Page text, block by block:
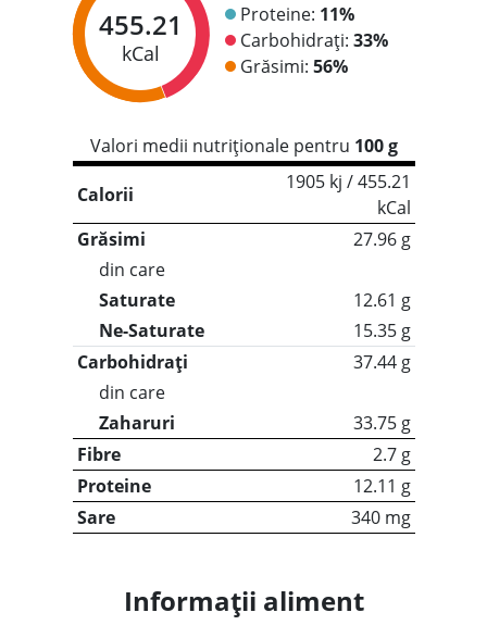
455.21
kCal
Proteine: 11%
Carbohidrați: 33%
Grăsimi: 56%
Valori medii nutriționale pentru 100 g
Calorii
1905 kj / 455.21
kCal
Grăsimi
27.96 g
din care
Saturate
12.61 g
Ne-Saturate
15.35 g
Carbohidrați
37.44 g
din care
Zaharuri
33.75 g
Fibre
2.7 g
Proteine
12.11 g
Sare
340 mg
Informații aliment